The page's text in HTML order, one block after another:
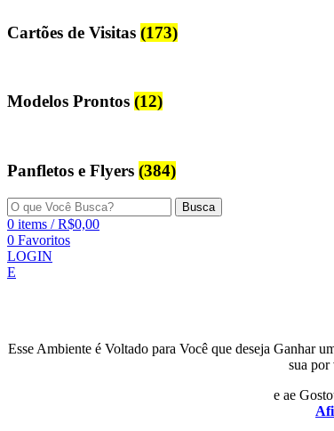
Cartões de Visitas (173)
Modelos Prontos (12)
Panfletos e Flyers (384)
Busca
0 items / R$0,00
0 Favoritos
LOGIN
E
Esse Ambiente é Voltado para Você que deseja Ganhar
sua por
e ae